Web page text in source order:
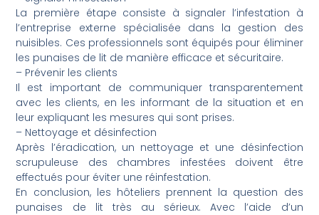
La première étape consiste à signaler l’infestation à
l’entreprise externe spécialisée dans la gestion des
nuisibles. Ces professionnels sont équipés pour éliminer
les punaises de lit de manière efficace et sécuritaire.
– Prévenir les clients
Il est important de communiquer transparentement
avec les clients, en les informant de la situation et en
leur expliquant les mesures qui sont prises.
– Nettoyage et désinfection
Après l’éradication, un nettoyage et une désinfection
scrupuleuse des chambres infestées doivent être
effectués pour éviter une réinfestation.
En conclusion, les hôteliers prennent la question des
punaises de lit très au sérieux. Avec l’aide d’un